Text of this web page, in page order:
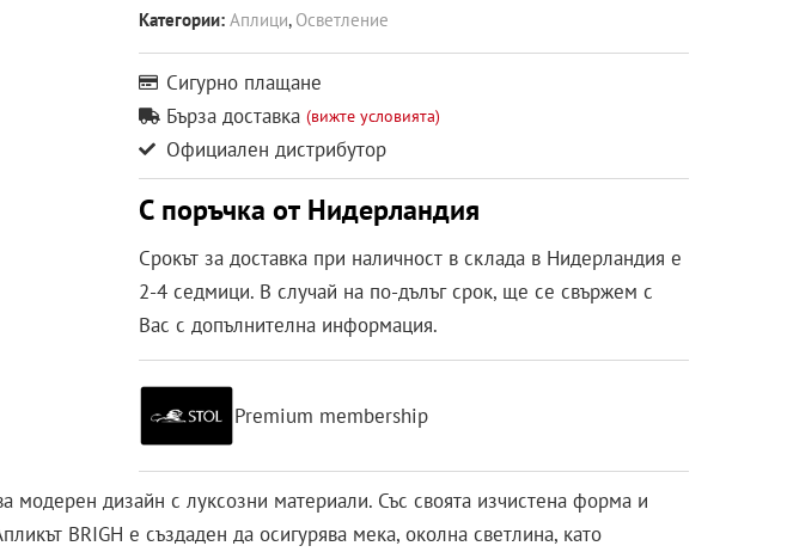
Категории: Аплици, Осветление
Сигурно плащане
Бърза доставка (вижте условията)
Официален дистрибутор
С поръчка от Нидерландия
Срокът за доставка при наличност в склада в Нидерландия е
2-4 седмици. В случай на по-дълъг срок, ще се свържем с
Вас с допълнителна информация.
Premium membership
модерен дизайн с луксозни материали. Със своята изчистена форма и
BRIGH е създаден да осигурява мека, околна светлина, като